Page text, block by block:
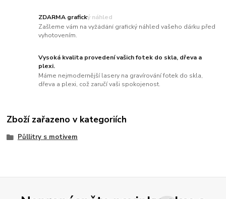
ZDARMA grafický náhled
Zašleme vám na vyžádání grafický náhled vašeho dárku před
vyhotovením.
Vysoká kvalita provedení vašich fotek do skla, dřeva a
plexi.
Máme nejmodernější lasery na gravírování fotek do skla,
dřeva a plexi, což zaručí vaši spokojenost.
Zboží zařazeno v kategoriích
Půllitry s motivem